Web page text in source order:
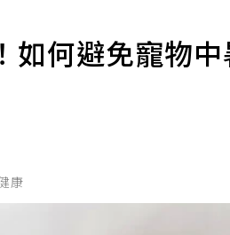
如何避免寵物
康